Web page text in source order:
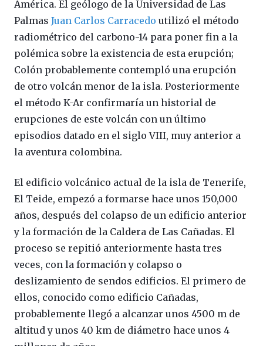
América. El geólogo de la Universidad de Las
Palmas Juan Carlos Carracedo utilizó el método
radiométrico del carbono-14 para poner fin a la
polémica sobre la existencia de esta erupción;
Colón probablemente contempló una erupción
de otro volcán menor de la isla. Posteriormente
el método K-Ar confirmaría un historial de
erupciones de este volcán con un último
episodios datado en el siglo VIII, muy anterior a
la aventura colombina.
El edificio volcánico actual de la isla de Tenerife,
El Teide, empezó a formarse hace unos 150,000
años, después del colapso de un edificio anterior
y la formación de la Caldera de Las Cañadas. El
proceso se repitió anteriormente hasta tres
veces, con la formación y colapso o
deslizamiento de sendos edificios. El primero de
ellos, conocido como edificio Cañadas,
probablemente llegó a alcanzar unos 4500 m de
altitud y unos 40 km de diámetro hace unos 4